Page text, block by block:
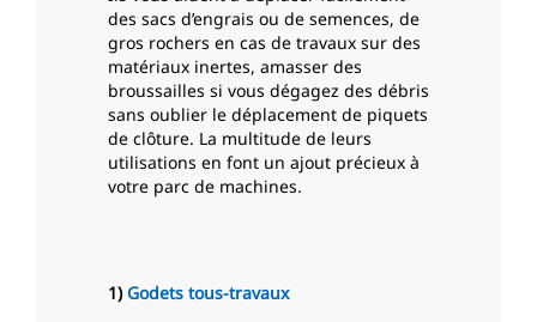
des sacs d’engrais ou de semences, de
gros rochers en cas de travaux sur des
matériaux inertes, amasser des
broussailles si vous dégagez des débris
sans oublier le déplacement de piquets
de clôture. La multitude de leurs
utilisations en font un ajout précieux à
votre parc de machines.
1)Godets tous-travaux